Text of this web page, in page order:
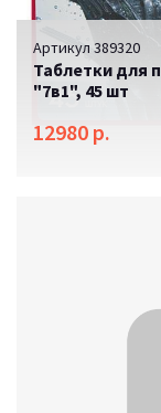
Артикул 389320
Таблетки для
"7в1", 45 шт
12980 р.